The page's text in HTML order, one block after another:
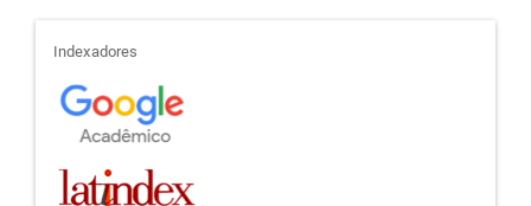
indexadores
Indexadores